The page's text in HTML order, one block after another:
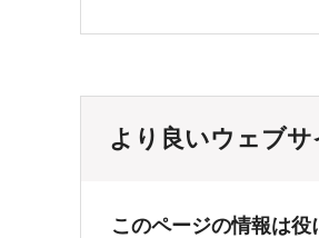
より良いウェブ
このページの情報は役